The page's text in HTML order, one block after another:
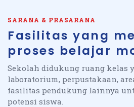
SARANA & PRASARANA
Fasilitas yang
proses belajar
Sekolah didukung ruang kelas
laboratorium, perpustakaan,
fasilitas pendukung lainnya
potensi siswa.